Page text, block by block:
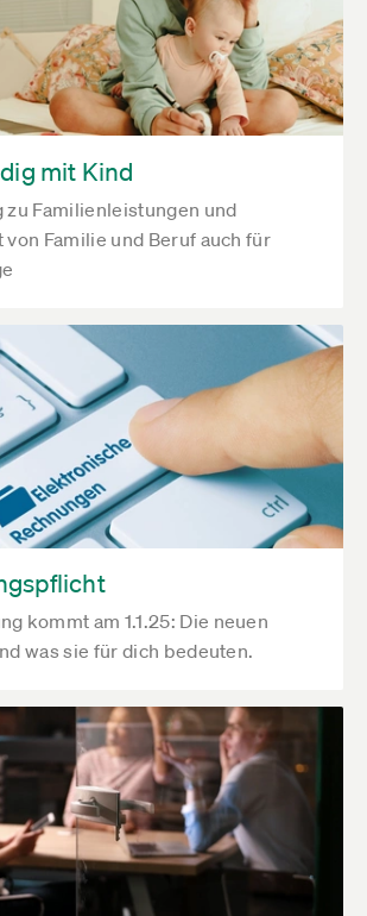
mit Kind
zu Familienleistungen und
Familie und Beruf auch für
kommt am 1.1.25: Die neuen
was sie für dich bedeuten.